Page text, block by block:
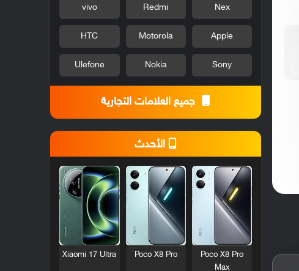
Nex
Redmi
vivo
Apple
Motorola
HTC
Sony
Nokia
Ulefone
جميع العلامات التجارية
الأحدث
Poco X8 Pro
Max
Poco X8 Pro
Xiaomi 17 Ultra